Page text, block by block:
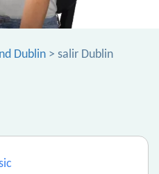
Dublin > salir Dublin